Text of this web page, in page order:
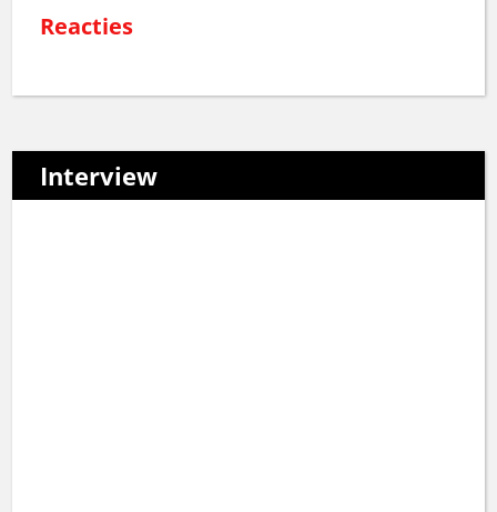
Reacties
Interview